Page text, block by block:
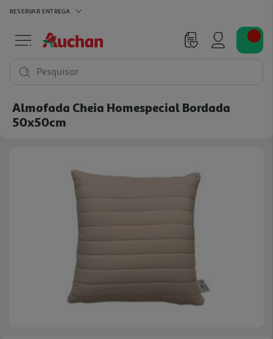
RESERVAR ENTREGA
Pesquisar
Almofada Cheia Homespecial Bordada
50x50cm